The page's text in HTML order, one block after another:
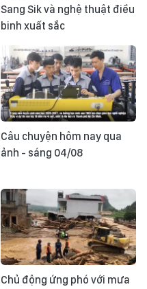
Sang Sik và nghệ thuật điều
binh xuất sắc
Câu chuyện hôm nay qua
ảnh - sáng 04/08
Chủ động ứng phó với mưa